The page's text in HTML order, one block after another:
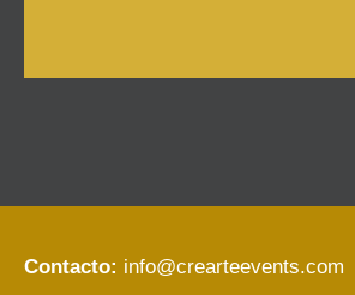
Contacto: info@crearteevents.com